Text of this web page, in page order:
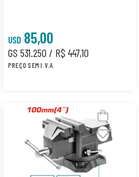
USD 85,00
GS 531.250 / R$ 447,10
PREÇO SEM I.V.A.